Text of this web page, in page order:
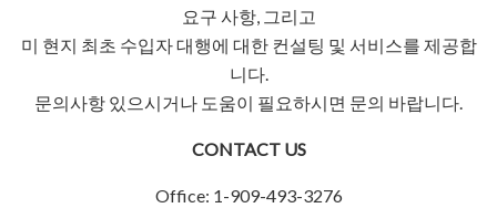
요구 사항, 그리고
미 현지 최초 수입자 대행에 대한 컨설팅 및 서비스를 제공합
니다.
문의사항 있으시거나 도움이 필요하시면 문의 바랍니다.
CONTACT US
Office: 1-909-493-3276